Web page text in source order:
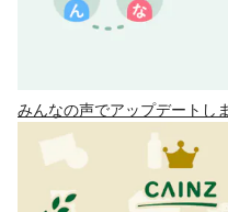
みんなの声でアップデートし